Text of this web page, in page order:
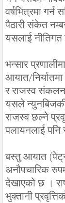
वर्षभित्रमा
पैठारी संकेत
यसलाई
भन्सार
आयात/
र राजस्व
यसले
राजस्व छल्ने
पलायनलाई पनि
बस्तु आयात
अनौपचारिक
देखाएको छ ।
भुक्तानी